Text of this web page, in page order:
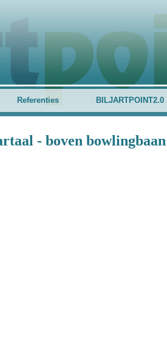
Referenties BILJARTPOINT2.0
- boven